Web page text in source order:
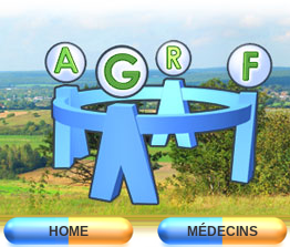
HOME MÉDECINS